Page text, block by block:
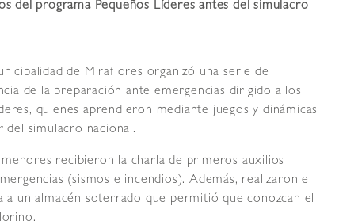
del programa Pequeños Líderes antes del simulacro
de Miraflores organizó una serie de
de la preparación ante emergencias dirigido a los
quienes aprendieron mediante juegos y dinámicas
simulacro nacional.
recibieron la charla de primeros auxilios
(sismos e incendios). Además, realizaron el
a un almacén soterrado que permitió que conozcan el